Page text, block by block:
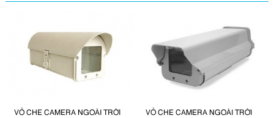
VỎ CHE CAMERA NGOÀI TRỜI
VỎ CHE CAMERA NGOÀI TRỜI